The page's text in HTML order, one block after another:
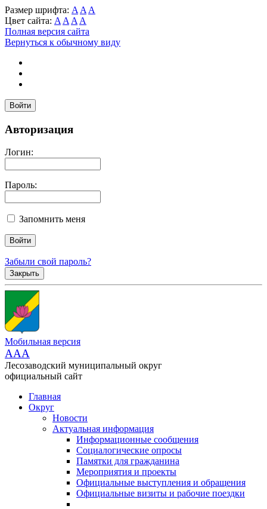
Размер шрифта: A A A
Цвет сайта: A A A A
Полная версия сайта
Вернуться к обычному виду
Войти
Авторизация
Логин:
Пароль:
Запомнить меня
Забыли свой пароль?
Закрыть
Мобильная версия
AAA
Лесозаводский муниципальный округ
официальный сайт
Главная
Округ
Новости
Актуальная информация
Информационные сообщения
Социалогические опросы
Памятки для гражданина
Мероприятия и проекты
Официальные выступления и обращения
Официальные визиты и рабочие поездки